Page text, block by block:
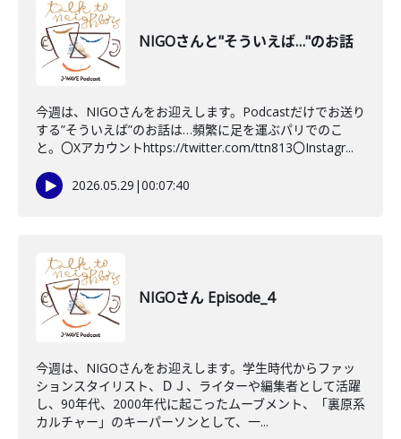
NIGOさんと"そういえば…"のお話
今週は、NIGOさんをお迎えします。Podcastだけでお送り
する”そういえば”のお話は…頻繁に足を運ぶパリでのこ
と。〇Xアカウントhttps://twitter.com/ttn813〇Instagr...
2026.05.29 |00:07:40
NIGOさん Episode_4
今週は、NIGOさんをお迎えします。学生時代からファッ
ションスタイリスト、ＤＪ、ライターや編集者として活躍
し、90年代、2000年代に起こったムーブメント、「裏原系
カルチャー」のキーパーソンとして、一...